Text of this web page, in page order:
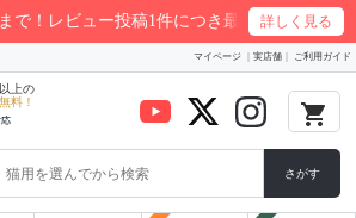
レビュー投稿1件につき最大200ptプレゼント
詳しく見る
マイページ 実店舗 ご利用ガイド
上の
料！ local_grocery_store
さがす